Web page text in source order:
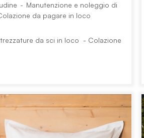
da sci in loco
Colazione
Manutenzione e noleggio di
da pagare in loco